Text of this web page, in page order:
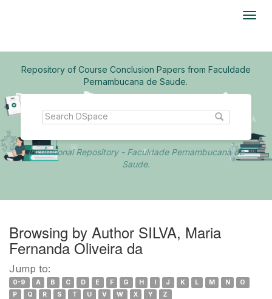
Repository of Course Conclusion Papers from Faculdade
Pernambucana de Saude.
Institutional Repository - Faculdade Pernambucana de
Saude.
Browsing by Author SILVA, Maria
Fernanda Oliveira da
Jump to:
0-9 A B C D E F G H I J K L M N
O
P
Q R S T U V W X Y Z